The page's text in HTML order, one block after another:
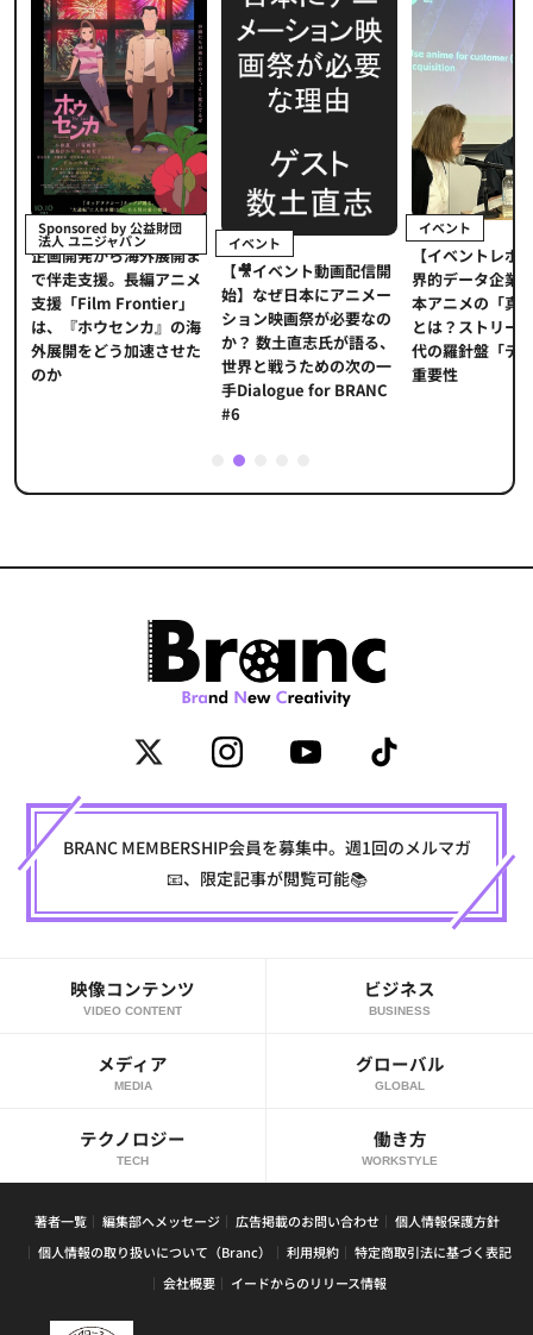
Sponsored by 公益財団
法人 ユニジャパン
企画開発から海外展開ま
で伴走支援。長編アニメ
支援「Film Frontier」
は、『ホウセンカ』の海
外展開をどう加速させた
のか
イベント
【🎥イベント動画配信開
始】なぜ日本にアニメー
ション映画祭が必要なの
か？ 数土直志氏が語る、
世界と戦うための次の一
手Dialogue for BRANC
#6
イベント
【イベントレポ
界的データ企業
本アニメの「真
とは？ストリー
代の羅針盤「デ
重要性
2
BRANC MEMBERSHIP会員を募集中。週1回のメルマガ
📧、限定記事が閲覧可能📚
映像コンテンツ
VIDEO CONTENT
ビジネス
BUSINESS
メディア
MEDIA
グローバル
GLOBAL
テクノロジー
TECH
働き方
WORKSTYLE
著者一覧 編集部へメッセージ 広告掲載のお問い合わせ
個人情報保護方針
個人情報の取り扱いについて（Branc）
利用規約
特定商取引法に基づく表記
会社概要
イードからのリリース情報